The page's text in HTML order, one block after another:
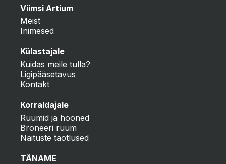
Viimsi Artium
Meist
Inimesed
Külastajale
Kuidas meile tulla?
Ligipääsetavus
Kontakt
Korraldajale
Ruumid ja hooned
Broneeri ruum
Näituste taotlused
TÄNAME